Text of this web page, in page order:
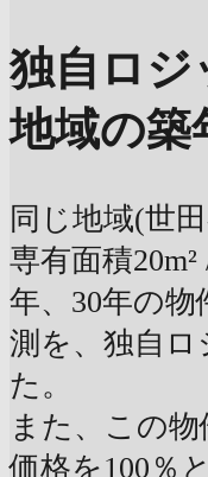
独自ロジ
地域の築
同じ地域(世
専有面積
年、30年の
測を、独自ロ
た。
また、この
価格を100％